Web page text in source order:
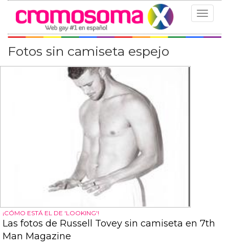
Toggle
Fotos sin camiseta espejo
¡CÓMO ESTÁ EL DE 'LOOKING'!
Las fotos de Russell Tovey sin camiseta en 7th
Man Magazine